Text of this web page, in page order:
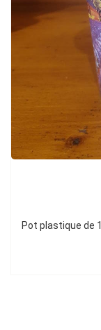
Pot plastique de